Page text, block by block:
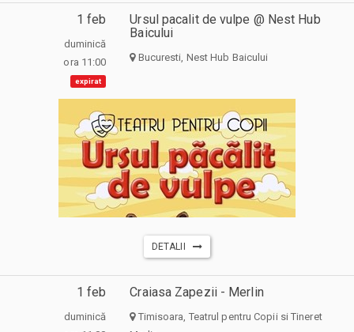
1 feb
duminică
ora 11:00
expirat
Ursul pacalit de vulpe @ Nest Hub
Baicului
Bucuresti, Nest Hub Baicului
DETALII
1 feb
duminică
Craiasa Zapezii - Merlin
Timisoara, Teatrul pentru Copii si Tineret